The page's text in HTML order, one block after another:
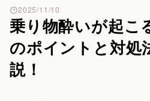
乗り物酔いが起こ
のポイントと対処
説！
2025/11/10